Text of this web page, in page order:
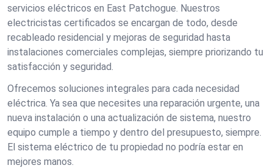
servicios eléctricos en East Patchogue. Nuestros
electricistas certificados se encargan de todo, desde
recableado residencial y mejoras de seguridad hasta
instalaciones comerciales complejas, siempre priorizando tu
satisfacción y seguridad.
Ofrecemos soluciones integrales para cada necesidad
eléctrica. Ya sea que necesites una reparación urgente, una
nueva instalación o una actualización de sistema, nuestro
equipo cumple a tiempo y dentro del presupuesto, siempre.
El sistema eléctrico de tu propiedad no podría estar en
mejores manos.